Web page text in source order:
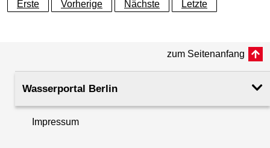
Rohroberkante
(m ü. NHN)
33.87
Filteroberkante
(m u. GOK)
Erste
Vorherige Nächste Letzte
zum Seitenanfang
Wasserportal Berlin
Impressum